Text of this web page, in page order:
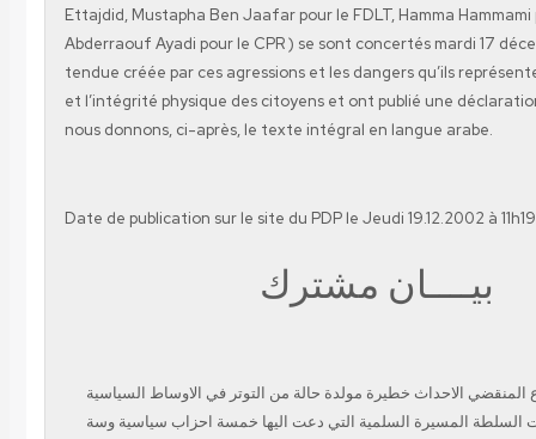
Ettajdid, Mustapha Ben Jaafar pour le FDLT, Hamma
Abderraouf Ayadi pour le CPR ) se sont concertés mardi 17
tendue créée par ces agressions et les dangers qu’ils
et l’intégrité physique des citoyens et ont publié une
nous donnons, ci-après, le texte intégral en langue arabe.
Date de publication sur le site du PDP le Jeudi 19.12.2002 à 11h19
بيــــان مشترك
المنقضي الاحداث خطيرة مولدة حالة من التوتر في الاوساط السياسية
السلطة المسيرة السلمية التي دعت اليها خمسة احزاب سياسية وسة